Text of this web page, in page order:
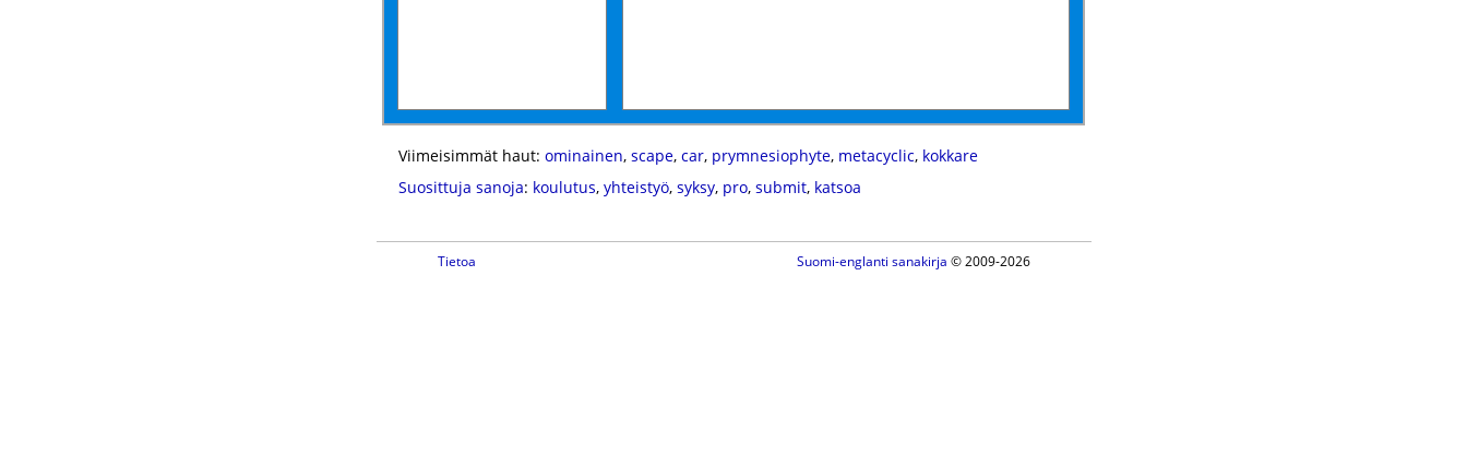
Viimeisimmät haut: ominainen, scape, car, prymnesiophyte, metacyclic, kokkare
Suosittuja sanoja: koulutus, yhteistyö, syksy, pro, submit, katsoa
Tietoa Suomi-englanti sanakirja © 2009-2026